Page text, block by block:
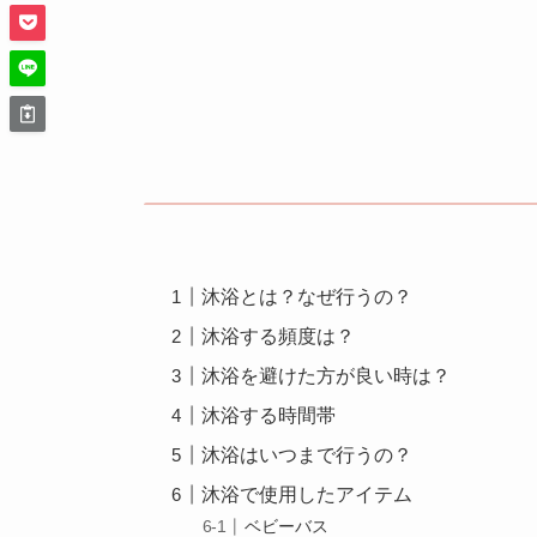
沐浴とは？なぜ行うの？
沐浴する頻度は？
沐浴を避けた方が良い時は？
沐浴する時間帯
沐浴はいつまで行うの？
沐浴で使用したアイテム
ベビーバス